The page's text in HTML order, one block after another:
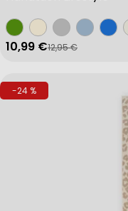
Verkaufspreis
10,99 €
Regulärer Preis
12,95 €
-24 %